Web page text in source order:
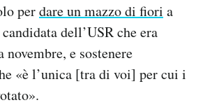
perdare un mazzo di fiori a
dell’USR che era
novembre, e sostenere
«è l’unica [tra di voi] per cui i